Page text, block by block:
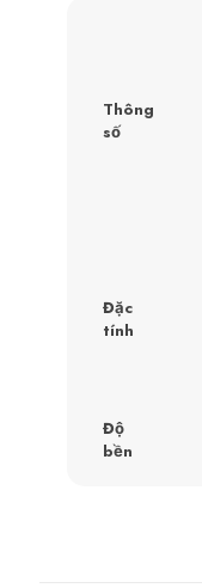
Thông
số
Đặc
tính
Độ
bền